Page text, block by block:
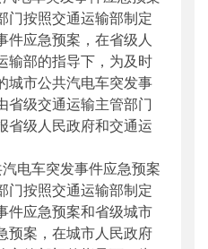
按照交通运输部制定
件应急预案，在省级人
输部的指导下，为及时
城市公共汽电车突发事
省级交通运输主管部门
省级人民政府和交通运
电车突发事件应急预案
按照交通运输部制定
件应急预案和省级城市
预案，在城市人民政府